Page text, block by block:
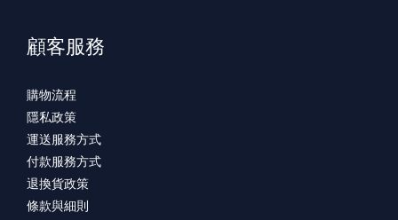
顧客服務
購物流程
隱私政策
運送服務方式
付款服務方式
退換貨政策
條款與細則